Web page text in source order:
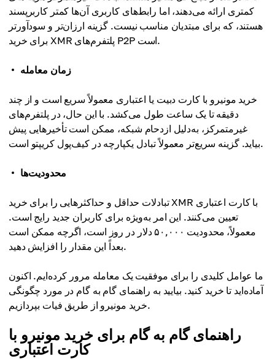
کمتری ارائه می‌دهند، اما رابط‌های کاربری آن‌ها کمتر کاربرپسند
هستند، که برای مبتدیان مناسب نیست. گزینه ارزان‌تر و سودآورتر
برای خرید XMR پلتفرم‌های P2P است.
زمان معامله
خرید مونیرو با کارت دبیت یا اعتباری معمولاً سریع است و از چند
دقیقه تا یک ساعت طول می‌کشد. با این حال، در پلتفرم‌های
غیرمتمرکز، به‌دلیل ازدحام شبکه، ممکن است تأخیرهایی پیش
بیاید. گزینه سریع‌تر معمولاً تبادل یکپارچه در کیف‌پول کریپتو است.
محدودیت‌ها
تبادلات حداقل و حداکثرهایی را برای خرید XMR با کارت اعتباری
تعیین می‌کنند. این امر به‌ویژه برای کاربران جدید رایج است.
معمولاً، محدودیت ۵۰,۰۰۰ دلار در روز است، اگرچه ممکن است
بعداً این مقدار را افزایش دهید.
ما عوامل کلیدی را برای موفقیت یک معامله مرور کرده‌ایم. اکنون
آماده‌اید تا خرید کنید. بیایید به راهنمای گام به گام در مورد چگونگی
خرید مونیرو از طریق فیات بپردازیم.
راهنمای گام به گام برای خرید مونیرو با
کارت اعتباری